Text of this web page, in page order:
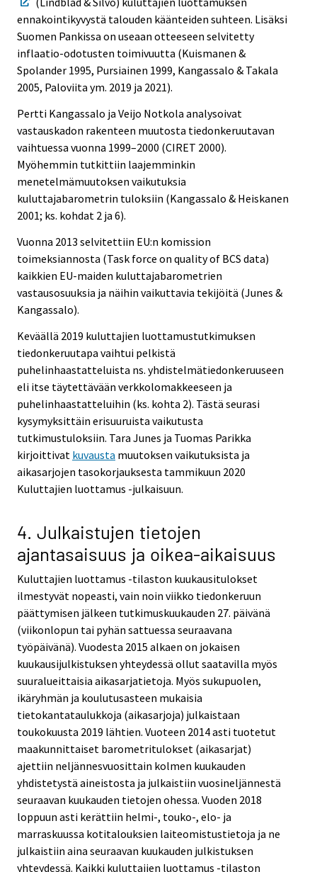
ennakointikyvystä talouden käänteiden suhteen. Lisäksi
Suomen Pankissa on useaan otteeseen selvitetty
inflaatio-odotusten toimivuutta (Kuismanen &
Spolander 1995, Pursiainen 1999, Kangassalo & Takala
2005, Paloviita ym. 2019 ja 2021).
Pertti Kangassalo ja Veijo Notkola analysoivat
vastauskadon rakenteen muutosta tiedonkeruutavan
vaihtuessa vuonna 1999–2000 (CIRET 2000).
Myöhemmin tutkittiin laajemminkin
menetelmämuutoksen vaikutuksia
kuluttajabarometrin tuloksiin (Kangassalo & Heiskanen
2001; ks. kohdat 2 ja 6).
Vuonna 2013 selvitettiin EU:n komission
toimeksiannosta (Task force on quality of BCS data)
kaikkien EU-maiden kuluttajabarometrien
vastausosuuksia ja näihin vaikuttavia tekijöitä (Junes &
Kangassalo).
Keväällä 2019 kuluttajien luottamustutkimuksen
tiedonkeruutapa vaihtui pelkistä
puhelinhaastatteluista ns. yhdistelmätiedonkeruuseen
eli itse täytettävään verkkolomakkeeseen ja
puhelinhaastatteluihin (ks. kohta 2). Tästä seurasi
kysymyksittäin erisuuruista vaikutusta
tutkimustuloksiin. Tara Junes ja Tuomas Parikka
kirjoittivat kuvausta muutoksen vaikutuksista ja
aikasarjojen tasokorjauksesta tammikuun 2020
Kuluttajien luottamus -julkaisuun.
4. Julkaistujen tietojen
ajantasaisuus ja oikea-aikaisuus
Kuluttajien luottamus -tilaston kuukausitulokset
ilmestyvät nopeasti, vain noin viikko tiedonkeruun
päättymisen jälkeen tutkimuskuukauden 27. päivänä
(viikonlopun tai pyhän sattuessa seuraavana
työpäivänä). Vuodesta 2015 alkaen on jokaisen
kuukausijulkistuksen yhteydessä ollut saatavilla myös
suuralueittaisia aikasarjatietoja. Myös sukupuolen,
ikäryhmän ja koulutusasteen mukaisia
tietokantataulukkoja (aikasarjoja) julkaistaan
toukokuusta 2019 lähtien. Vuoteen 2014 asti tuotetut
maakunnittaiset barometritulokset (aikasarjat)
ajettiin neljännesvuosittain kolmen kuukauden
yhdistetystä aineistosta ja julkaistiin vuosineljännestä
seuraavan kuukauden tietojen ohessa. Vuoden 2018
loppuun asti kerättiin helmi-, touko-, elo- ja
marraskuussa kotitalouksien laiteomistustietoja ja ne
julkaistiin aina seuraavan kuukauden julkistuksen
yhteydessä. Kaikki kuluttajien luottamus -tilaston